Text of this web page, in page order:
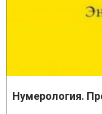
Нумерология.